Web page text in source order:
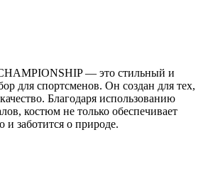
— это стильный и
для спортсменов. Он создан для тех,
Благодаря использованию
костюм не только обеспечивает
заботится о природе.